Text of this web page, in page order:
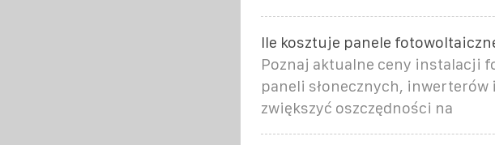
Ile kosztuje panele
Poznaj aktualne ceny instalacji
paneli słonecznych,
zwiększyć oszczędności na